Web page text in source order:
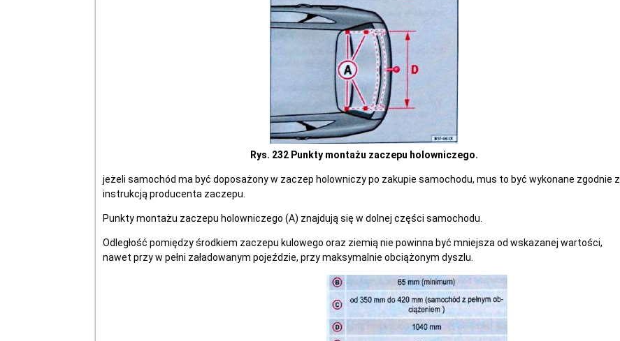
Rys. 232 Punkty montażu zaczepu holowniczego.
jeżeli samochód ma być doposażony w zaczep holowniczy po zakupie samochodu, mus to być wykonane zgodnie z
instrukcją producenta zaczepu.
Punkty montażu zaczepu holowniczego (A) znajdują się w dolnej części samochodu.
Odległość pomiędzy środkiem zaczepu kulowego oraz ziemią nie powinna być mniejsza od wskazanej wartości,
nawet przy w pełni załadowanym pojeździe, przy maksymalnie obciążonym dyszlu.